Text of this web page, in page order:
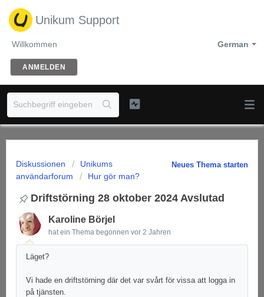
Unikum Support
German
Willkommen
ANMELDEN
Neues Thema starten
Diskussionen
Unikums
användarforum
Hur gör man?
Driftstörning 28 oktober 2024 Avslutad
Karoline Börjel
hat ein Thema begonnen vor 2 Jahren
Läget?
Vi hade en driftstörning där det var svårt för vissa att logga in
på tjänsten.